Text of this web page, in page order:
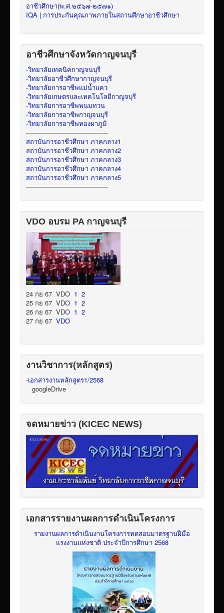
อาชีวศึกษา(พ.ศ.๒๕๖๗-๒๕๗๑)
IQA | การประกันคุณภาพภายในสถานศึกษาอาชีวศึกษา
อาชีวศึกษาจังหวัดกาญจนบุรี
-วิทยาลัยเทคนิคกาญจนบุรี
-วิทยาลัยอาชีวศึกษากาญจนบุรี
-วิทยาลัยการอาชีพแม่น้ำแคว
-วิทยาลัยเกษตรและเทคโนโลยีกาญจบุรี
-วิทยาลัยการอาชีพพนมทวน
-วิทยาลัยการอาชีพกาญจนบุรี
-วิทยาลัยการอาชีพทองผาภูมิ
-----------------------------------------
สถาบันการอาชีวศึกษา ภาคกลาง1
สถาบันการอาชีวศึกษา ภาคกลาง2
สถาบันการอาชีวศึกษา ภาคกลาง3
สถาบันการอาชีวศึกษา ภาคกลาง4
สถาบันการอาชีวศึกษา ภาคกลาง5
-----------------------------------------
VDO อบรม PA กาญจนบุรี
24 กย 67 VDO 1 2
25 กย 67 VDO 1 2
26 กย 67 VDO 1 2
27 กย 67 VDO
งานวิชาการ(หลักสูตร)
-เอกสารงานหลักสูตร1/2568
googleDrive
จดหมายข่าว (KICEC NEWS)
เอกสารรายงานผลการดำเนินโครงการ
รายงานผลการดำเนินงานโครงการทดสอบมาตรฐานฝีมือ
แรงงานแห่งชาติ ประจำปีการศึกษา 2568